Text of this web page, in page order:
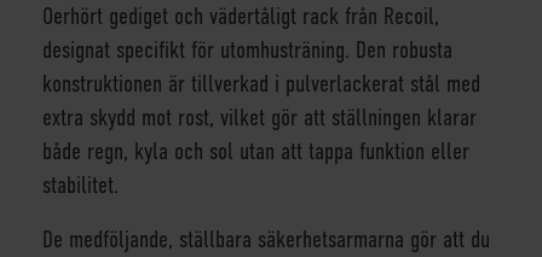
Oerhört gediget och vädertåligt rack från Recoil,
designat specifikt för utomhusträning. Den robusta
konstruktionen är tillverkad i pulverlackerat stål med
extra skydd mot rost, vilket gör att ställningen klarar
både regn, kyla och sol utan att tappa funktion eller
stabilitet.
De medföljande, ställbara säkerhetsarmarna gör att du